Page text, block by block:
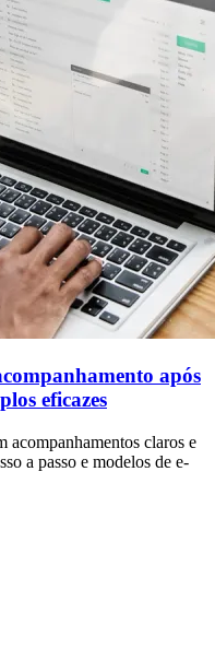
após
eficazes
acompanhamentos claros e
a passo e modelos de e-